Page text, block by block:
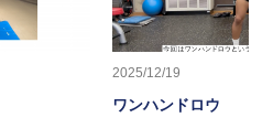
2025/12/19
ワンハンドロウ